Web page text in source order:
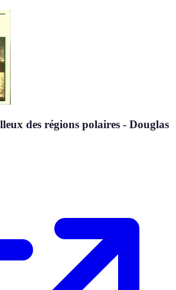
des régions polaires - Douglas